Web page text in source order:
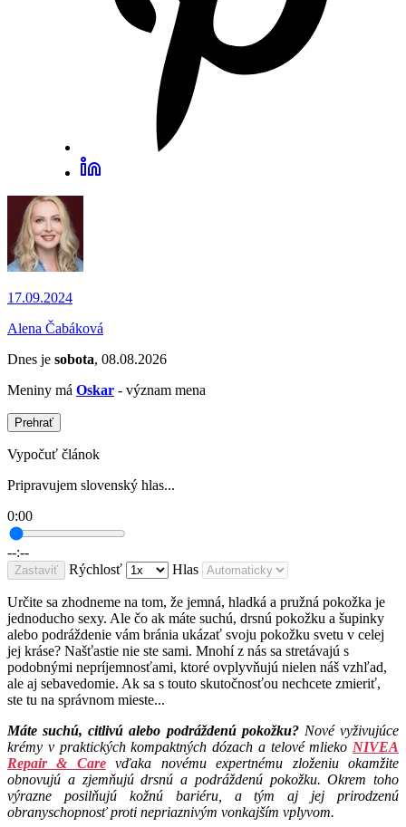
17.09.2024
Alena Čabáková
Dnes je sobota, 08.08.2026
Meniny má Oskar - význam mena
Prehrať
Vypočuť článok
Pripravujem slovenský hlas...
0:00
--:--
Zastaviť Rýchlosť Hlas
Určite sa zhodneme na tom, že jemná, hladká a pružná pokožka je
jednoducho sexy. Ale čo ak máte suchú, drsnú pokožku a šupinky
alebo podráždenie vám bránia ukázať svoju pokožku svetu v celej
jej kráse? Našťastie nie ste sami. Mnohí z nás sa stretávajú s
podobnými nepríjemnosťami, ktoré ovplyvňujú nielen náš vzhľad,
ale aj sebavedomie. Ak sa s touto skutočnosťou nechcete zmieriť,
ste tu na správnom mieste...
Máte suchú, citlivú alebo podráždenú pokožku?Nové vyživujúce
krémy v praktických kompaktných dózach a telové mlieko NIVEA
Repair & Carevďaka novému expertnému zloženiu okamžite
obnovujú a zjemňujú drsnú a podráždenú pokožku. Okrem toho
výrazne posilňujú kožnú bariéru, a tým aj jej prirodzenú
obranyschopnosť proti nepriaznivým vonkajším vplyvom.